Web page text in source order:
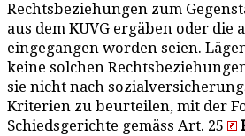
Rechtsbeziehungen zum
aus dem KUVG ergäben oder die
eingegangen worden seien.
keine solchen
sie nicht nach
Kriterien zu beurteilen, mit der
Schiedsgerichte gemäss Art. 25